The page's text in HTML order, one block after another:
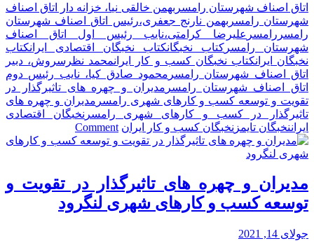
اتاق اصناف شهرستان رامسر بهمن خالقی نیا، خزانه دار اتاق اصناف
شهرستان رامسر بهمن نارنج جعفری،رئیس اتاق اصناف شهرستان
رامسر رامسر علیرضا کرامتی،نایب رئیس اول اتاق اصناف
شهرستان رامسر کتاب نخبگانکتاب نخبگان اقتصادی ایرانکتاب
نخبگان ایرانکتاب نخبگان کسب و کار ایرانمحمد نظرسروش، دبیر
اتاق اصناف شهرستان رامسر محمود صادق کیا، نایب رئیس دوم
اتاق اصناف شهرستان رامسر مدیران و چهره های تاثیرگذار در
تقویت و توسعه کسب و کارهای شهری رامسر مدیران و چهره های
تاثیرگذار در کسب و کارهای شهری رامسر نخبگان اقتصادی
ایراننخبگان تایمز نخبگان کسب و کار ایران Comment
on
مدیران
های
تاثیرگذار
در
مدیران و چهره های تاثیرگذار در تقویت و
توسعه کسب و کارهای شهری لنگرود
جولای 14, 2021